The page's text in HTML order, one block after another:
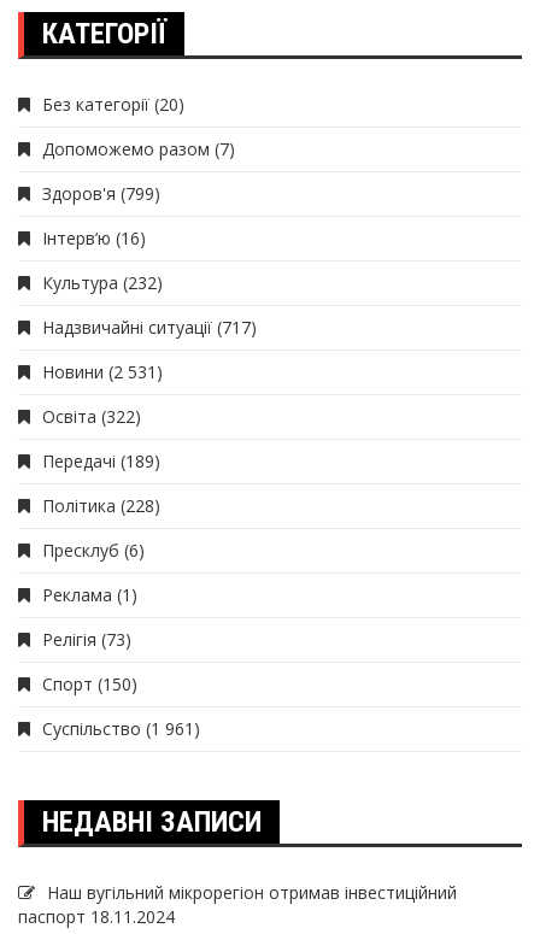
КАТЕГОРІЇ
Без категорії (20)
Допоможемо разом (7)
Здоров'я (799)
Інтерв’ю (16)
Культура (232)
Надзвичайні ситуації (717)
Новини (2 531)
Освіта (322)
Передачі (189)
Політика (228)
Пресклуб (6)
Реклама (1)
Релігія (73)
Спорт (150)
Суспільство (1 961)
НЕДАВНІ ЗАПИСИ
Наш вугільний мікрорегіон отримав інвеcтиційний
паспорт 18.11.2024